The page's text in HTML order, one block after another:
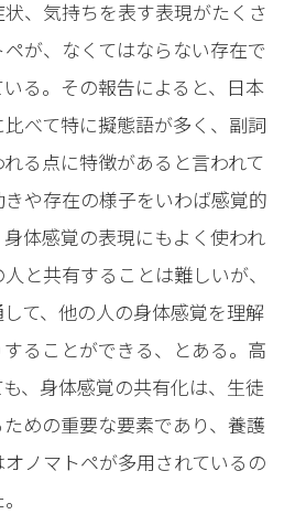
、気持ちを表す表現がたくさ
が、なくてはならない存在で
る。その報告によると、日本
べて特に擬態語が多く、副詞
る点に特徴があると言われて
や存在の様子をいわば感覚的
体感覚の表現にもよく使われ
と共有することは難しいが、
て、他の人の身体感覚を理解
ることができる、とある。高
、身体感覚の共有化は、生徒
めの重要な要素であり、養護
ノマトペが多用されているの